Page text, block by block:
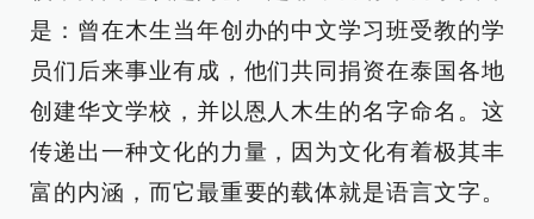
是：曾在木生当年创办的中文学习班受教的学
员们后来事业有成，他们共同捐资在泰国各地
创建华文学校，并以恩人木生的名字命名。这
传递出一种文化的力量，因为文化有着极其丰
富的内涵，而它最重要的载体就是语言文字。